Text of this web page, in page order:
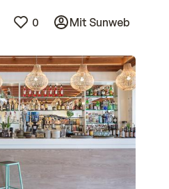
0 Mit Sunweb